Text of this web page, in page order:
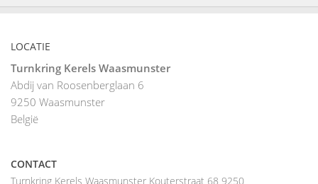
LOCATIE
Turnkring Kerels Waasmunster
Abdij van Roosenberglaan 6
9250 Waasmunster
België
CONTACT
Turnkring Kerels Waasmunster Kouterstraat 68 9250